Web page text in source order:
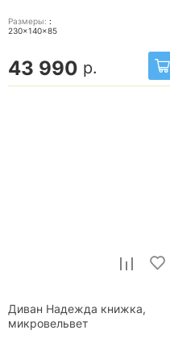
Размеры: :
230x140x85
43 990 р.
Диван Надежда книжка,
микровельвет